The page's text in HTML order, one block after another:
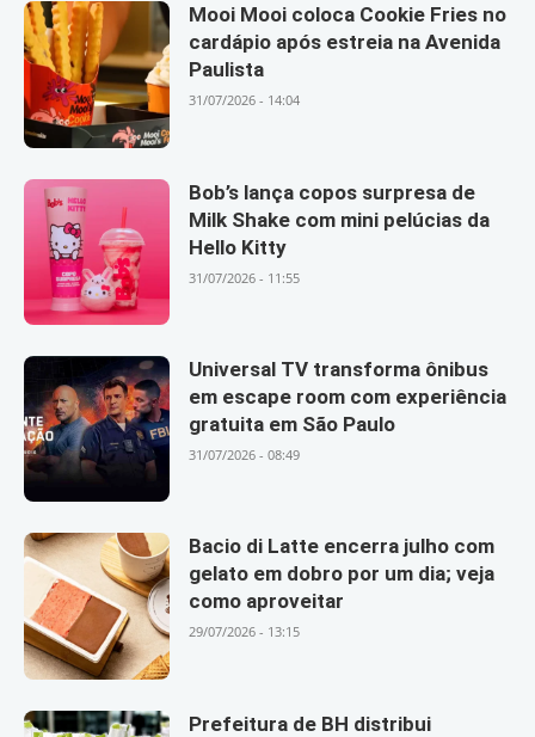
Mooi Mooi coloca Cookie Fries no
cardápio após estreia na Avenida
Paulista
31/07/2026 - 14:04
Bob’s lança copos surpresa de
Milk Shake com mini pelúcias da
Hello Kitty
31/07/2026 - 11:55
Universal TV transforma ônibus
em escape room com experiência
gratuita em São Paulo
31/07/2026 - 08:49
Bacio di Latte encerra julho com
gelato em dobro por um dia; veja
como aproveitar
29/07/2026 - 13:15
Prefeitura de BH distribui